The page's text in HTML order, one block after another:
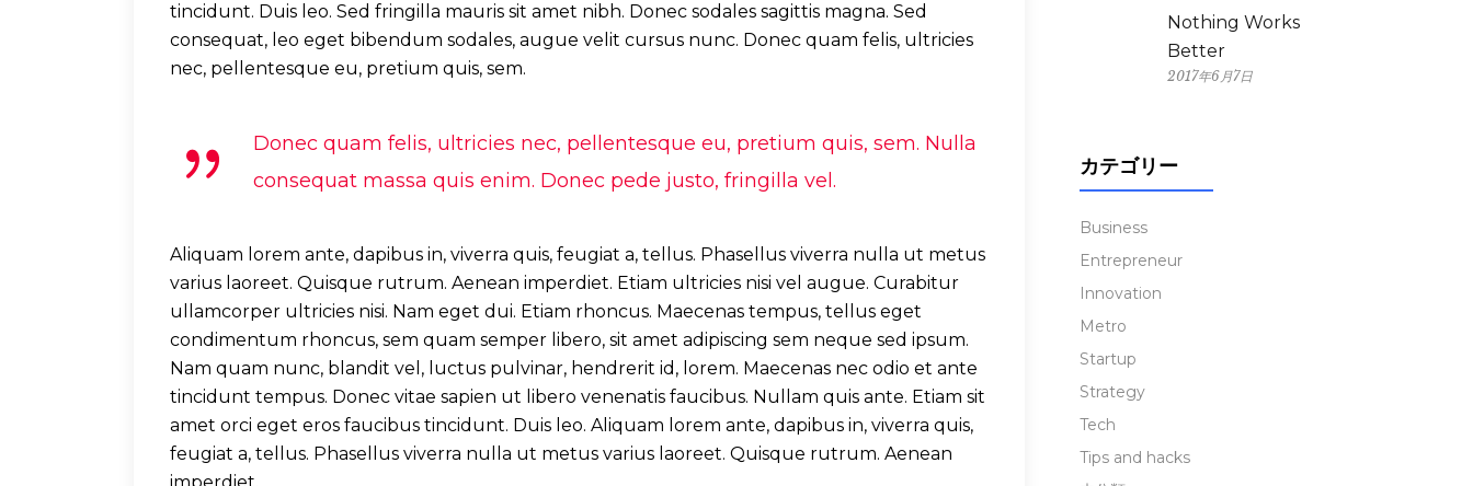
tincidunt. Duis leo. Sed fringilla mauris sit amet nibh. Donec sodales sagittis magna. Sed
consequat, leo eget bibendum sodales, augue velit cursus nunc. Donec quam felis, ultricies
nec, pellentesque eu, pretium quis, sem.
Donec quam felis, ultricies nec, pellentesque eu, pretium quis, sem. Nulla
consequat massa quis enim. Donec pede justo, fringilla vel.
Aliquam lorem ante, dapibus in, viverra quis, feugiat a, tellus. Phasellus viverra nulla ut metus
varius laoreet. Quisque rutrum. Aenean imperdiet. Etiam ultricies nisi vel augue. Curabitur
ullamcorper ultricies nisi. Nam eget dui. Etiam rhoncus. Maecenas tempus, tellus eget
condimentum rhoncus, sem quam semper libero, sit amet adipiscing sem neque sed ipsum.
Nam quam nunc, blandit vel, luctus pulvinar, hendrerit id, lorem. Maecenas nec odio et ante
tincidunt tempus. Donec vitae sapien ut libero venenatis faucibus. Nullam quis ante. Etiam sit
amet orci eget eros faucibus tincidunt. Duis leo. Aliquam lorem ante, dapibus in, viverra quis,
feugiat a, tellus. Phasellus viverra nulla ut metus varius laoreet. Quisque rutrum. Aenean
Nothing Works
Better
2017年6月7日
カテゴリー
Business
Entrepreneur
Innovation
Metro
Startup
Strategy
Tech
Tips and hacks